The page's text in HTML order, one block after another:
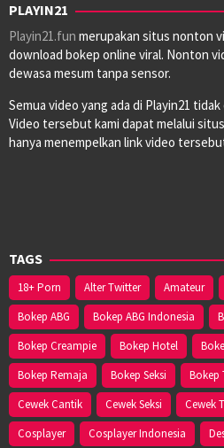
PLAYIN21
Playin21.fun merupakan situs nonton
download bokep online viral. Nonton
dewasa mesum tanpa sensor.
Semua video yang ada di Playin21
Video tersebut kami dapat melalui
hanya menempelkan link video
TAGS
18+ Porn Alter Twitter Amateur
Bokep ABG
Bokep ABG Indonesia
Bokep Creampie
Bokep Hotel
Bokep Remaja
Bokep Seksi Bokep
Cewek Cantik
Cewek Seksi Cewek
Cosplayer
Cosplayer Indonesia